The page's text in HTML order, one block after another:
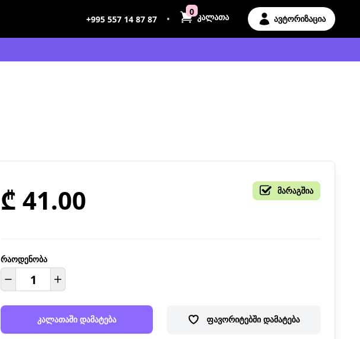
+995 557 14 87 87 •
0 კალათა ავტორიზაცია
₾ 41.00 მარაგშია
რაოდენობა
კალათაში დამატება ფავორიტებში დამატება